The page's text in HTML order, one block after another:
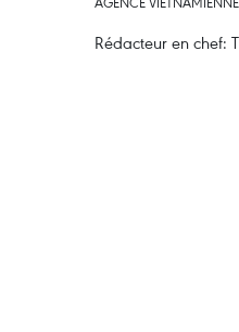
Rédacteur en chef: